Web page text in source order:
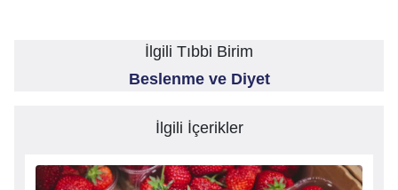
İlgili Tıbbi Birim
Beslenme ve Diyet
İlgili İçerikler